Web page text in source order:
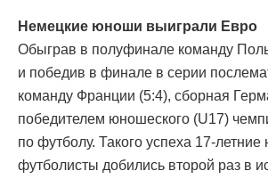
Немецкие юноши выиграли Евро
Обыграв в полуфинале команду
и победив в финале в серии
команду Франции (5:4), сборная
победителем юношеского (U17)
по футболу. Такого успеха 17-летние
футболисты добились второй раз в